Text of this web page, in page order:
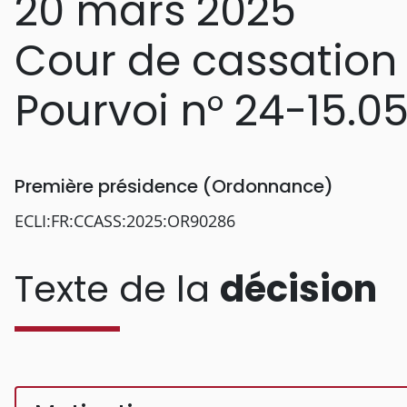
Cour de cassation
Pourvoi n° 24-
Première présidence (Ordonnance)
ECLI:FR:CCASS:2025:OR90286
Texte de la décision